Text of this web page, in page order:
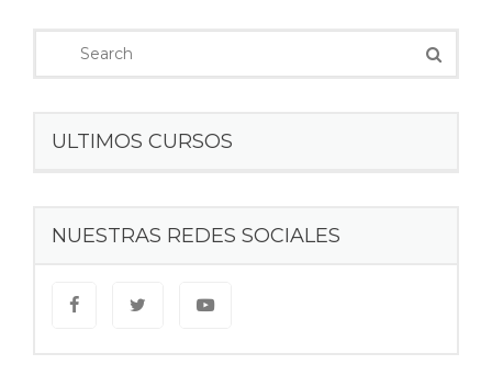
ULTIMOS CURSOS
NUESTRAS REDES SOCIALES